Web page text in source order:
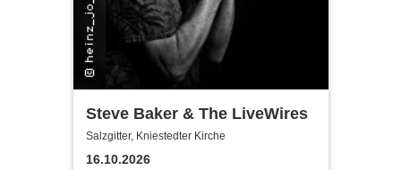
Steve Baker & The LiveWires
Salzgitter, Kniestedter Kirche
16.10.2026